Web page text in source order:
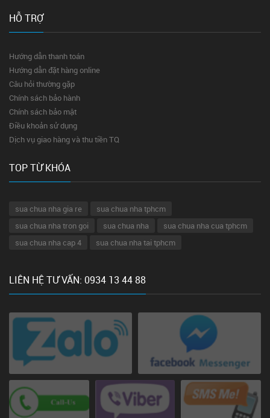
HỖ TRỢ
Hướng dẫn thanh toán
Hướng dẫn đặt hàng online
Câu hỏi thường gặp
Chính sách bảo hành
Chính sách bảo mật
Điều khoản sử dụng
Dịch vụ giao hàng và thu tiền TQ
TOP TỪ KHÓA
sua chua nha gia re
sua chua nha tphcm
sua chua nha tron goi
sua chua nha
sua chua nha cua tphcm
sua chua nha cap 4
sua chua nha tai tphcm
LIÊN HỆ TƯ VẤN: 0934 13 44 88